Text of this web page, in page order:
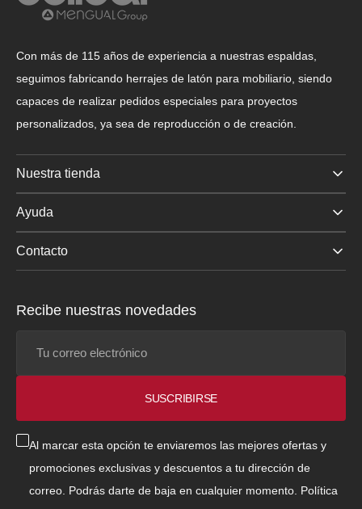
Con más de 115 años de experiencia a nuestras espaldas,
seguimos fabricando herrajes de latón para mobiliario, siendo
capaces de realizar pedidos especiales para proyectos
personalizados, ya sea de reproducción o de creación.
Nuestra tienda
Ayuda
Contacto
Recibe nuestras novedades
SUSCRIBIRSE
Al marcar esta opción te enviaremos las mejores ofertas y
promociones exclusivas y descuentos a tu dirección de
correo. Podrás darte de baja en cualquier momento. Política